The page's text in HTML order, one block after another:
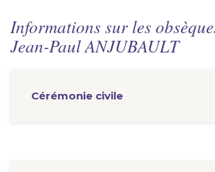
Informations sur les
Jean-Paul ANJUBAULT
Cérémonie civile